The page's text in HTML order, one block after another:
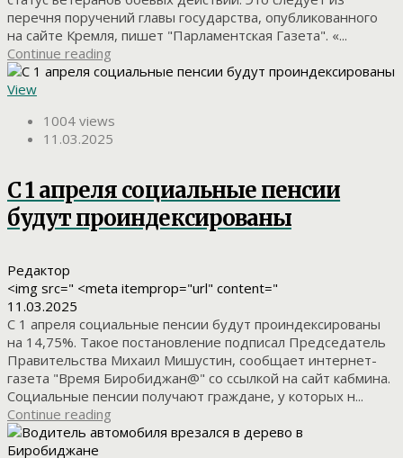
перечня поручений главы государства, опубликованного
на сайте Кремля, пишет "Парламентская Газета". «...
Continue reading
View
1004 views
11.03.2025
С 1 апреля социальные пенсии
будут проиндексированы
Редактор
<img src=" <meta itemprop="url" content="
11.03.2025
C 1 апреля социальные пенсии будут проиндексированы
на 14,75%. Такое постановление подписал Председатель
Правительства Михаил Мишустин, сообщает интернет-
газета "Время Биробиджан@" со ссылкой на сайт кабмина.
Социальные пенсии получают граждане, у которых н...
Continue reading